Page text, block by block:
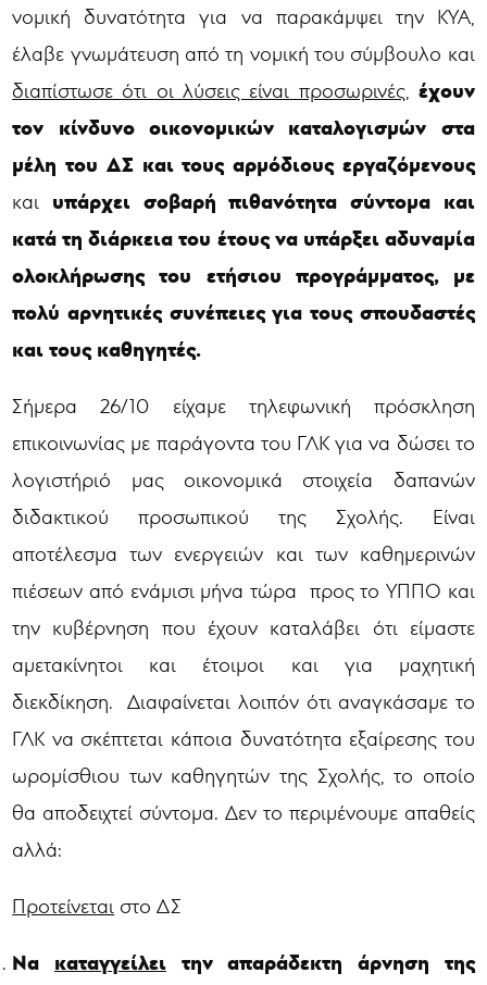
νομική δυνατότητα για να παρακάμψει την ΚΥΑ,
έλαβε γνωμάτευση από τη νομική του σύμβουλο και
διαπίστωσε ότι οι λύσεις είναι προσωρινές, έχουν
τον κίνδυνο οικονομικών καταλογισμών στα
μέλη του ΔΣ και τους αρμόδιους εργαζόμενους
και υπάρχει σοβαρή πιθανότητα σύντομα και
κατά τη διάρκεια του έτους να υπάρξει αδυναμία
ολοκλήρωσης του ετήσιου προγράμματος, με
πολύ αρνητικές συνέπειες για τους σπουδαστές
και τους καθηγητές.
Σήμερα 26/10 είχαμε τηλεφωνική πρόσκληση
επικοινωνίας με παράγοντα του ΓΛΚ για να δώσει το
λογιστήριό μας οικονομικά στοιχεία δαπανών
διδακτικού προσωπικού της Σχολής. Είναι
αποτέλεσμα των ενεργειών και των καθημερινών
πιέσεων από ενάμισι μήνα τώρα προς το ΥΠΠΟ και
την κυβέρνηση που έχουν καταλάβει ότι είμαστε
αμετακίνητοι και έτοιμοι και για μαχητική
διεκδίκηση. Διαφαίνεται λοιπόν ότι αναγκάσαμε το
ΓΛΚ να σκέπτεται κάποια δυνατότητα εξαίρεσης του
ωρομίσθιου των καθηγητών της Σχολής, το οποίο
θα αποδειχτεί σύντομα. Δεν το περιμένουμε απαθείς
αλλά:
Προτείνεται στο ΔΣ
Να καταγγείλειτην απαράδεκτη άρνηση της